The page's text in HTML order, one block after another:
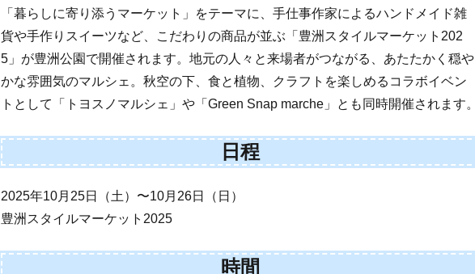
「暮らしに寄り添うマーケット」をテーマに、手仕事作家によるハンドメイド雑
貨や手作りスイーツなど、こだわりの商品が並ぶ「豊洲スタイルマーケット202
5」が豊洲公園で開催されます。地元の人々と来場者がつながる、あたたかく穏や
かな雰囲気のマルシェ。秋空の下、食と植物、クラフトを楽しめるコラボイベン
トとして「トヨスノマルシェ」や「Green Snap marche」とも同時開催されます。
日程
2025年10月25日（土）〜10月26日（日）
豊洲スタイルマーケット2025
時間